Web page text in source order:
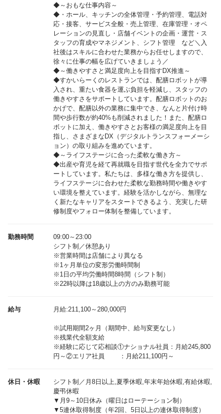
◆～おもな仕事内容～
◆・ホール、キッチンの全体管理・予約管理、電話対
応・接客、サービス全般・売上管理、在庫管理・オペ
レーションの見直し・店舗イベントの企画・運営・ス
タッフの育成やマネジメント、シフト管理 など＼入
社後はスキルに合わせた業務からお任せしますので、
徐々に仕事の幅を広げていきましょう／
◆～働きやすさと満足度向上を目指すDX推進～
◆すかいらーくのレストランでは、配膳ロボットが導
入され、重たい食器を運ぶ負担を軽減し、スタッフの
働きやすさをサポートしています。配膳ロボットのお
かげで、配膳以外の業務に集中でき、なんと片付け時
間や歩行数が約40%も削減されました！また、配膳ロ
ボットに加え、働きやすさとお客様の満足度向上を目
指し、さまざまなDX（デジタルトランスフォーメーシ
ョン）の取り組みを進めています。
◆～ライフステージに合った柔軟な働き方～
◆出産や育児を経て再就職を目指す世代を全力でサポ
ートしています。私たちは、多様な働き方を提供し、
ライフステージに合わせた柔軟な勤務時間や働きやす
い環境を整えています。経験を活かしながら、無理な
く新たなキャリアをスタートできるよう、充実した研
修制度やフォロー体制を整備しています。
勤務時間
09:00～23:00
シフト制／休憩あり
※営業時間は店舗により異なる
※1ヶ月単位の変形労働時間制
※1日の平均労働時間8時間（シフト制）
※22時以降は18歳以上の方のみ勤務可能
給与 月給:211,100～280,000円
※試用期間2ヶ月（期間中、給与変更なし）
※残業代全額支給
※経験に応じて応相談①ナショナル社員：月給245,800
休日・休暇
シフト制／月8日以上,夏季休暇,年末年始休暇,有給休暇,
慶弔休暇
▼月9～10日休み（曜日はローテーション制）
▼5連休取得制度（年2回、5日以上の連休取得制度）